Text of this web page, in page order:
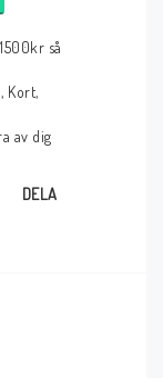
så
Kort,
av dig
DELA